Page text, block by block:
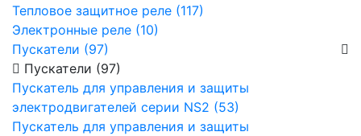
Тепловое защитное реле (117)
Электронные реле (10)
Пускатели (97)
Пускатели (97)
Пускатель для управления и защиты
электродвигателей серии NS2 (53)
Пускатель для управления и защиты